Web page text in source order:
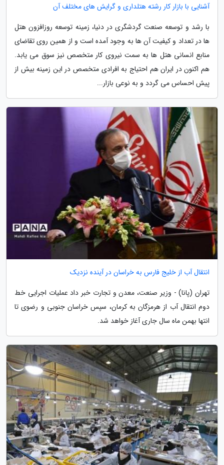
آشنایی با بازار کار رشته هتلداری و گرایش های مختلف آن
با رشد و توسعه صنعت گردشگری در دنیا، زمینه توسعه روزافزون هتل
ها در تعداد و کیفیت آن ها به وجود آمده است و از همین روی تقاضای
منابع انسانی هتل ها به سمت نیروی کار متخصص نیز سوق می یابد.
هم اکنون در ایران هم احتیاج به افرادی متخصص در این زمینه بیش از
پیش احساس می گردد و به نوعی بازار...
انتقال آب از خلیج فارس به خراسان در آینده نزدیک
تهران (پانا) - وزیر صنعت، معدن و تجارت خبر داد عملیات اجرایی خط
دوم انتقال آب از هرمزگان به کرمان، سپس خراسان جنوبی و رضوی تا
انتها بهمن ماه سال جاری آغاز خواهد شد.